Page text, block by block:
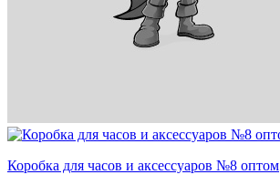
Коробка для часов и аксессуаров №8 оптом